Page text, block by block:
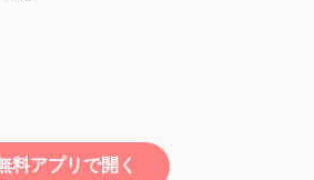
料アプリで開く